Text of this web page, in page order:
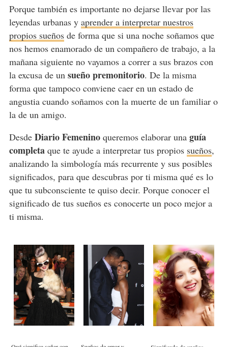
Porque también es importante no dejarse llevar por las
leyendas urbanas y aprender a interpretar nuestros
propios sueñosde forma que si una noche soñamos que
nos hemos enamorado de un compañero de trabajo, a la
mañana siguiente no vayamos a correr a sus brazos con
la excusa de un sueño premonitorio. De la misma
forma que tampoco conviene caer en un estado de
angustia cuando soñamos con la muerte de un familiar o
la de un amigo.
Desde Diario Femeninoqueremos elaborar una guía
completaque te ayude a interpretar tus propios sueños,
analizando la simbología más recurrente y sus posibles
significados, para que descubras por ti misma qué es lo
que tu subconsciente te quiso decir. Porque conocer el
significado de tus sueños es conocerte un poco mejor a
ti misma.